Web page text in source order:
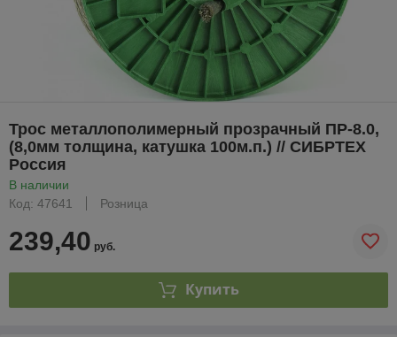
Трос металлополимерный прозрачный ПР-8.0,
(8,0мм толщина, катушка 100м.п.) // СИБРТЕХ
Россия
В наличии
Код: 47641
Розница
239,40 руб.
Купить